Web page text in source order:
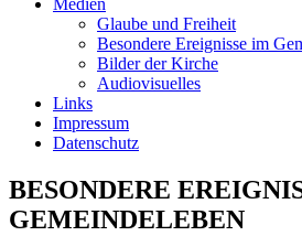
Medien
Glaube und Freiheit
Besondere Ereignisse im
Bilder der Kirche
Audiovisuelles
Links
Impressum
Datenschutz
BESONDERE
GEMEINDELEBEN